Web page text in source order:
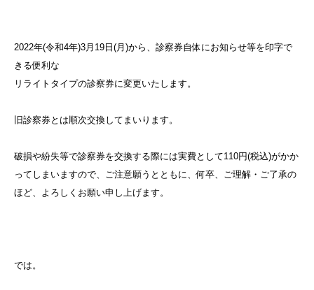
2022年(令和4年)3月19日(月)から、診察券自体にお知らせ等を印字で
きる便利な
リライトタイプの診察券に変更いたします。
旧診察券とは順次交換してまいります。
破損や紛失等で診察券を交換する際には実費として110円(税込)がかか
ってしまいますので、ご注意願うとともに、何卒、ご理解・ご了承の
ほど、よろしくお願い申し上げます。
では。